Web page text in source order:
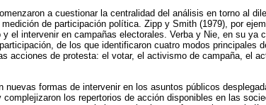
a cuestionar la centralidad del análisis en torno al
de participación política. Zipp y Smith (1979), por
el intervenir en campañas electorales. Verba y Nie, en su ya
de los que identificaron cuatro modos principales
acciones de protesta: el votar, el activismo de campaña, el
nuevas formas de intervenir en los asuntos públicos
los repertorios de acción disponibles en las